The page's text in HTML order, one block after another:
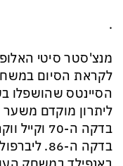
.
מנצ'סטר סיטי
הסיינטס שהושפלו
ליתרון מוקדם משער
בדקה ה-70
בדקה ה-86.